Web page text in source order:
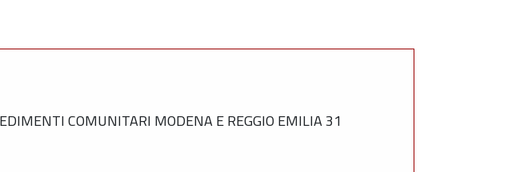
COMUNITARI MODENA E REGGIO EMILIA 31